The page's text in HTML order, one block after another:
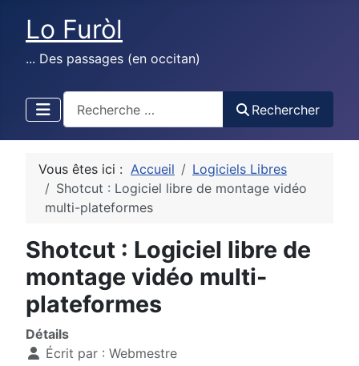
Lo Furòl
... Des passages (en occitan)
Rechercher
Vous êtes ici : Accueil
Logiciels Libres
Shotcut : Logiciel libre de montage vidéo
multi-plateformes
Shotcut : Logiciel libre de
montage vidéo multi-
plateformes
Détails
Écrit par : Webmestre